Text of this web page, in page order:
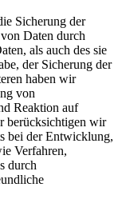
Sicherung der
Daten durch
als auch des sie
der Sicherung der
haben wir
von
Reaktion auf
berücksichtigen wir
bei der Entwicklung,
Verfahren,
durch